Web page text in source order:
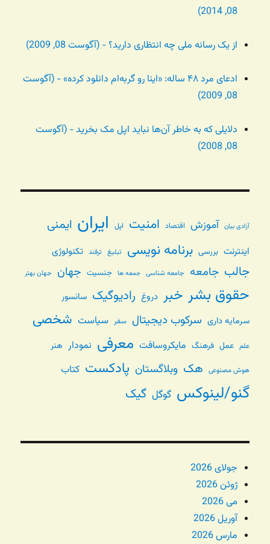
08, 2014)
از یک رسانه ملی چه انتظاری دارید؟ - (آگوست 08, 2009)
ادعای مرد ۴۸ ساله: «اینا رو گربه‌ام دانلود کرده» - (آگوست
08, 2009)
دلایلی که به خاطر آن‌ها نباید اپل مک بخرید - (آگوست
08, 2008)
آزادی بیان آموزش اقتصاد امنیت اپل ایران ایمنی
اینترنت بررسی برنامه نویسی تبلیغ ترفند تکنولوژی
جالب جامعه جامعه شناسی جمعه ها جنسیت جهان جهان بهتر
حقوق بشر خبر دروغ رادیوگیک سانسور
سرمایه داری سرکوب دیجیتال سفر سیاست شخصی
علم عمل فرهنگ مایکروسافت معرفی نمودار هنر
هوش مصنوعی هک وبلاگستان پادکست کتاب
گنو/لینوکس گوگل گیک
جولای 2026
ژوئن 2026
می 2026
آوریل 2026
مارس 2026